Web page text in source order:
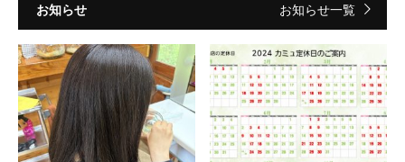
お知らせ お知らせ一覧